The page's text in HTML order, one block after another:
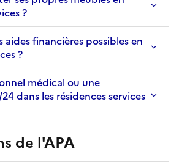
?
aides financières possibles en
?
médical ou une
dans les résidences services
de l'APA